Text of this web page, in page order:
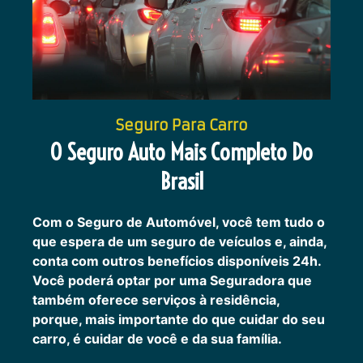
Seguro Para Carro
O Seguro Auto Mais Completo Do
Brasil
Com o Seguro de Automóvel, você tem tudo o
que espera de um seguro de veículos e, ainda,
conta com outros benefícios disponíveis 24h.
Você poderá optar por uma Seguradora que
também oferece serviços à residência,
porque, mais importante do que cuidar do seu
carro, é cuidar de você e da sua família.